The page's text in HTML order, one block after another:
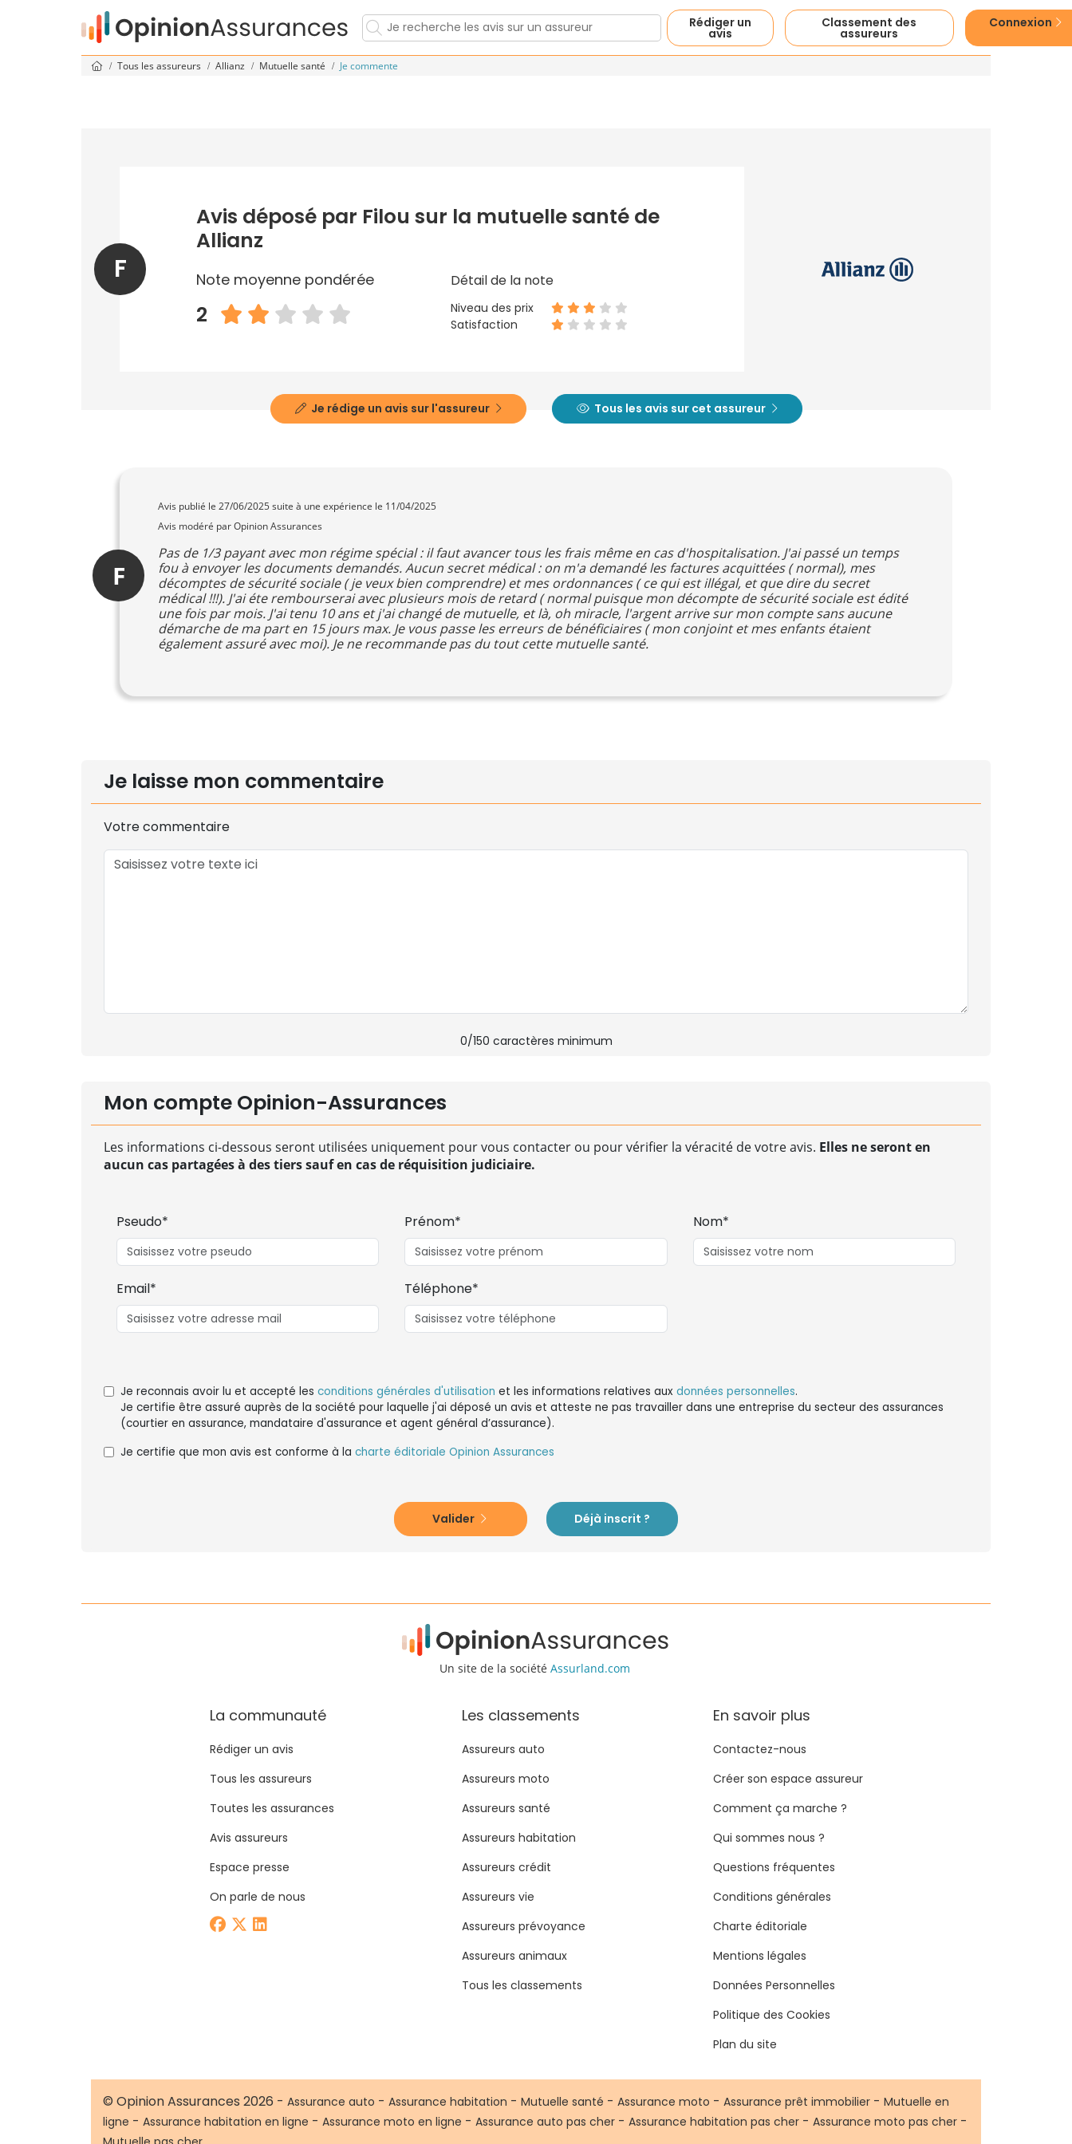
Rédiger un
avis
Classement des
assureurs
Connexion
Tous les assureurs Allianz Mutuelle santé Je commente
F
Avis déposé par Filou sur la mutuelle santé de
Allianz
Note moyenne pondérée
2
Détail de la note
Niveau des prix
Satisfaction
Je rédige un avis sur l'assureur Tous les avis sur cet assureur
F
Avis publié le 27/06/2025 suite à une expérience le 11/04/2025
Avis modéré par Opinion Assurances
Pas de 1/3 payant avec mon régime spécial : il faut avancer tous les frais même en cas d'hospitalisation. J'ai passé un temps
fou à envoyer les documents demandés. Aucun secret médical : on m'a demandé les factures acquittées ( normal), mes
décomptes de sécurité sociale ( je veux bien comprendre) et mes ordonnances ( ce qui est illégal, et que dire du secret
médical !!!). J'ai éte rembourserai avec plusieurs mois de retard ( normal puisque mon décompte de sécurité sociale est édité
une fois par mois. J'ai tenu 10 ans et j'ai changé de mutuelle, et là, oh miracle, l'argent arrive sur mon compte sans aucune
démarche de ma part en 15 jours max. Je vous passe les erreurs de bénéficiaires ( mon conjoint et mes enfants étaient
également assuré avec moi). Je ne recommande pas du tout cette mutuelle santé.
Je laisse mon commentaire
Votre commentaire
0/150 caractères minimum
Mon compte Opinion-Assurances
Les informations ci-dessous seront utilisées uniquement pour vous contacter ou pour vérifier la véracité de votre avis. Elles ne seront en
aucun cas partagées à des tiers sauf en cas de réquisition judiciaire.
Pseudo* Prénom* Nom*
Email* Téléphone*
Je reconnais avoir lu et accepté les conditions générales d'utilisation et les informations relatives aux données personnelles.
Je certifie être assuré auprès de la société pour laquelle j'ai déposé un avis et atteste ne pas travailler dans une entreprise du secteur des assurances
(courtier en assurance, mandataire d'assurance et agent général d’assurance).
Je certifie que mon avis est conforme à la charte éditoriale Opinion Assurances
Valider Déjà inscrit ?
Un site de la société Assurland.com
La communauté
Rédiger un avis
Tous les assureurs
Toutes les assurances
Avis assureurs
Espace presse
On parle de nous
Les classements
Assureurs auto
Assureurs moto
Assureurs santé
Assureurs habitation
Assureurs crédit
Assureurs vie
Assureurs prévoyance
Assureurs animaux
Tous les classements
En savoir plus
Contactez-nous
Créer son espace assureur
Comment ça marche ?
Qui sommes nous ?
Questions fréquentes
Conditions générales
Charte éditoriale
Mentions légales
Données Personnelles
Politique des Cookies
Plan du site
© Opinion Assurances 2026 - Assurance auto - Assurance habitation - Mutuelle santé - Assurance moto - Assurance prêt immobilier - Mutuelle en
ligne - Assurance habitation en ligne - Assurance moto en ligne - Assurance auto pas cher - Assurance habitation pas cher - Assurance moto pas cher -